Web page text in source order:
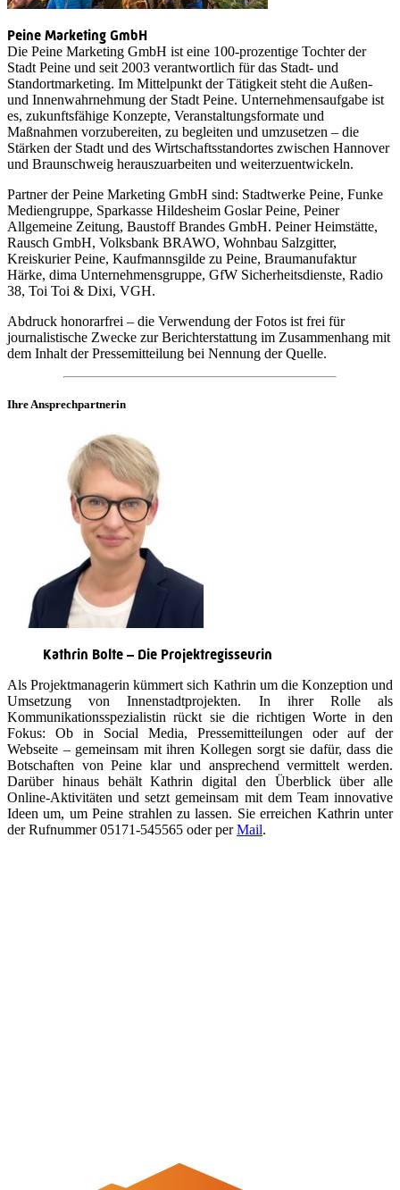
Peine Marketing GmbH
Die Peine Marketing GmbH ist eine 100-prozentige Tochter der
Stadt Peine und seit 2003 verantwortlich für das Stadt- und
Standortmarketing. Im Mittelpunkt der Tätigkeit steht die Außen-
und Innenwahrnehmung der Stadt Peine. Unternehmensaufgabe ist
es, zukunftsfähige Konzepte, Veranstaltungsformate und
Maßnahmen vorzubereiten, zu begleiten und umzusetzen – die
Stärken der Stadt und des Wirtschaftsstandortes zwischen Hannover
und Braunschweig herauszuarbeiten und weiterzuentwickeln.
Partner der Peine Marketing GmbH sind: Stadtwerke Peine, Funke
Mediengruppe, Sparkasse Hildesheim Goslar Peine, Peiner
Allgemeine Zeitung, Baustoff Brandes GmbH. Peiner Heimstätte,
Rausch GmbH, Volksbank BRAWO, Wohnbau Salzgitter,
Kreiskurier Peine, Kaufmannsgilde zu Peine, Braumanufaktur
Härke, dima Unternehmensgruppe, GfW Sicherheitsdienste, Radio
38, Toi Toi & Dixi, VGH.
Abdruck honorarfrei – die Verwendung der Fotos ist frei für
journalistische Zwecke zur Berichterstattung im Zusammenhang mit
dem Inhalt der Pressemitteilung bei Nennung der Quelle.
Ihre Ansprechpartnerin
Kathrin Bolte – Die Projektregisseurin
Als Projektmanagerin kümmert sich Kathrin um die Konzeption und
Umsetzung von Innenstadtprojekten. In ihrer Rolle als
Kommunikationsspezialistin rückt sie die richtigen Worte in den
Fokus: Ob in Social Media, Pressemitteilungen oder auf der
Webseite – gemeinsam mit ihren Kollegen sorgt sie dafür, dass die
Botschaften von Peine klar und ansprechend vermittelt werden.
Darüber hinaus behält Kathrin digital den Überblick über alle
Online-Aktivitäten und setzt gemeinsam mit dem Team innovative
Ideen um, um Peine strahlen zu lassen. Sie erreichen Kathrin unter
der Rufnummer 05171-545565 oder perMail.